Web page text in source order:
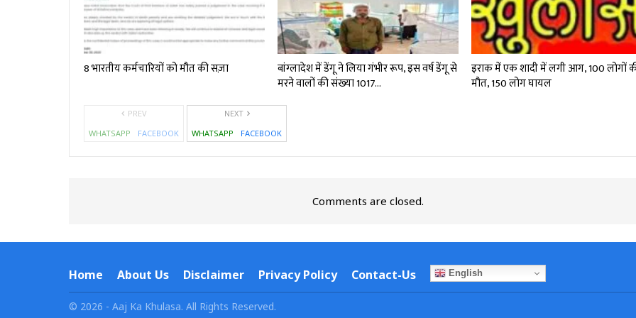
8 भारतीय कर्मचारियों को मौत की सज़ा
बांग्‍लादेश में डेंगू ने लिया गंभीर रूप, इस वर्ष डेंगू से
मरने वालों की संख्‍या 1017…
इराक में एक शादी में लगी आग, 100 लोगों
मौत, 150 लोग घायल
PREV
WHATSAPP
FACEBOOK
NEXT
WHATSAPP
FACEBOOK
Comments are closed.
Home About Us Disclaimer Privacy Policy Contact-Us English
© 2026 - Aaj Ka Khulasa. All Rights Reserved.